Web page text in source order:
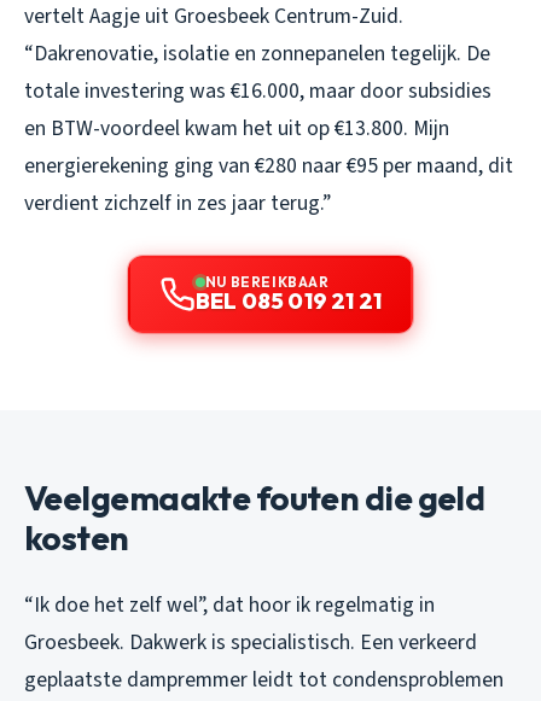
vertelt Aagje uit Groesbeek Centrum-Zuid.
“Dakrenovatie, isolatie en zonnepanelen tegelijk. De
totale investering was €16.000, maar door subsidies
en BTW-voordeel kwam het uit op €13.800. Mijn
energierekening ging van €280 naar €95 per maand, dit
verdient zichzelf in zes jaar terug.”
NU BEREIKBAAR
BEL 085 019 21 21
Veelgemaakte fouten die geld
kosten
“Ik doe het zelf wel”, dat hoor ik regelmatig in
Groesbeek. Dakwerk is specialistisch. Een verkeerd
geplaatste dampremmer leidt tot condensproblemen